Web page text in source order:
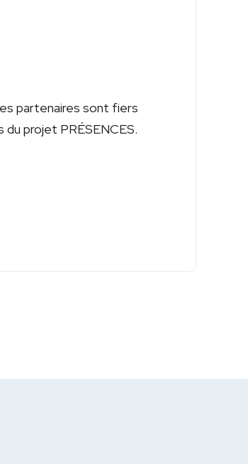
partenaires sont fiers
du projet PRÉSENCES.